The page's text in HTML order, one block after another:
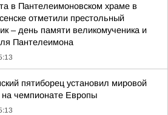
в Пантелеимоновском храме в
отметили престольный
– день памяти великомученика и
Пантелеимона
пятиборец установил мировой
на чемпионате Европы